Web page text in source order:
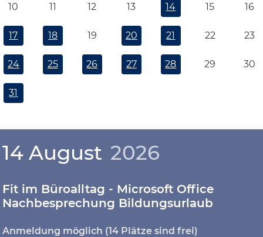
10 11 12 13 14 15 16
17 18 19 20 21 22 23
24 25 26 27 28 29 30
31
14 August 2026
Fit im Büroalltag - Microsoft Office
Nachbesprechung Bildungsurlaub
Anmeldung möglich (14 Plätze sind frei)